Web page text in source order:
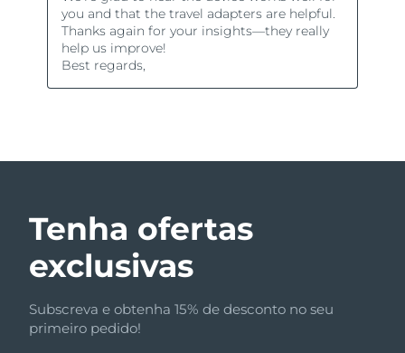
Tenha ofertas
exclusivas
Subscreva e obtenha 15% de desconto no seu
primeiro pedido!